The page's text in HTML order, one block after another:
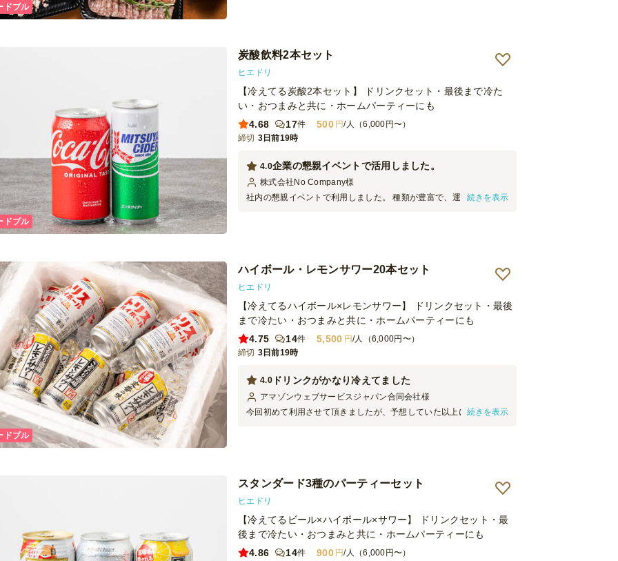
ドブル
炭酸飲料2本セット
ヒエドリ
【冷えてる炭酸2本セット】 ドリンクセット・最後まで冷た
い・おつまみと共に・ホームパーティーにも
4.68
17件 500 円/人（6,000円〜）
締切 3日前19時
企業の懇親イベントで活用しました。
4.0
株式会社No Company様
社内の懇親イベントで利用しました。 種類が豊富で、運び込み時も
続きを表示
ドブル
ハイボール・レモンサワー20本セット
ヒエドリ
【冷えてるハイボール×レモンサワー】 ドリンクセット・最後
まで冷たい・おつまみと共に・ホームパーティーにも
4.75
14件 5,500 円/人（6,000円〜）
締切 3日前19時
ドリンクがかなり冷えてました
4.0
アマゾンウェブサービスジャパン合同会社様
今回初めて利用させて頂きましたが、予想していた以上にドリンク
続きを表示
ドブル
スタンダード3種のパーティーセット
ヒエドリ
【冷えてるビール×ハイボール×サワー】 ドリンクセット・最
後まで冷たい・おつまみと共に・ホームパーティーにも
4.86
14件 900 円/人（6,000円〜）